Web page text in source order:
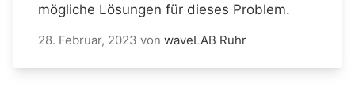
mögliche Lösungen für dieses Problem.
28. Februar, 2023 von waveLAB Ruhr